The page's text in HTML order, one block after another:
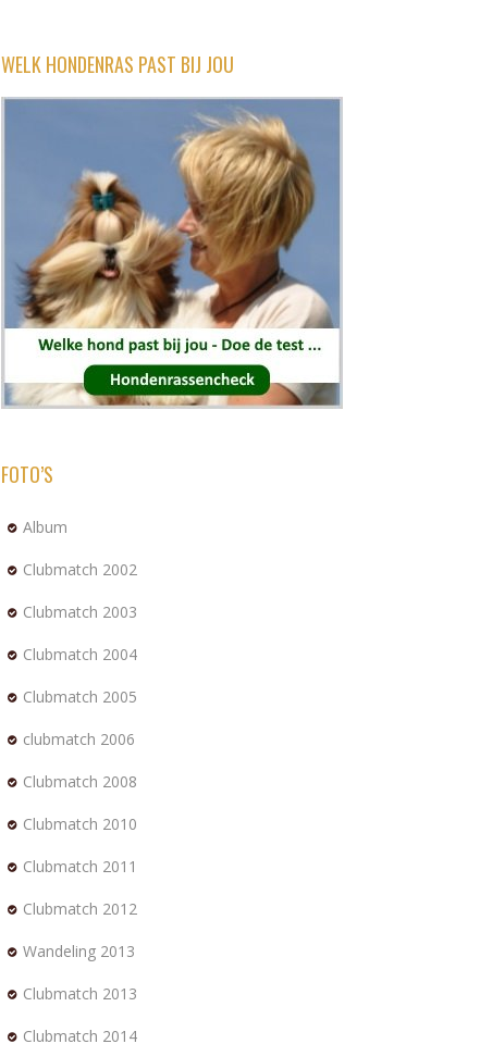
WELK HONDENRAS PAST BIJ JOU
FOTO’S
Album
Clubmatch 2002
Clubmatch 2003
Clubmatch 2004
Clubmatch 2005
clubmatch 2006
Clubmatch 2008
Clubmatch 2010
Clubmatch 2011
Clubmatch 2012
Wandeling 2013
Clubmatch 2013
Clubmatch 2014